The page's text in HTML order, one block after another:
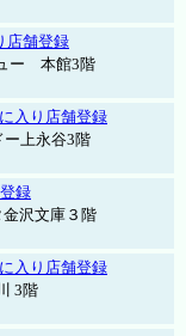
店舗登録
ー 本館3階
入り店舗登録
ー上永谷3階
録
沢文庫３階
入り店舗登録
3階